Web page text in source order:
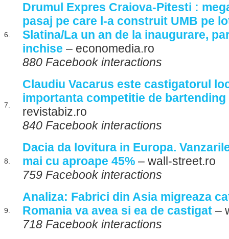
6.
Drumul Expres Craiova-Pitesti :
pasaj pe care l-a construit UMB pe
Slatina/La un an de la inaugurare,
inchise – economedia.ro
880 Facebook interactions
7.
Claudiu Vacarus este castigatorul
importanta competitie de bartending
revistabiz.ro
840 Facebook interactions
8.
Dacia da lovitura in Europa.
mai cu aproape 45% – wall-street.ro
759 Facebook interactions
9.
Analiza: Fabrici din Asia migreaza
Romania va avea si ea de castigat –
718 Facebook interactions